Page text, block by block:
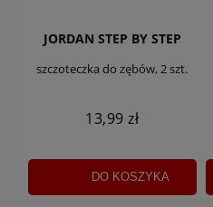
JORDAN STEP BY STEP
szczoteczka do zębów, 2 szt.
13,99 zł
DO KOSZYKA